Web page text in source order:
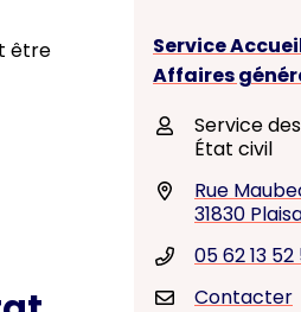
être
Service
Affaires
Service
État civil
Rue
31830
05 62 13 52
Contacter